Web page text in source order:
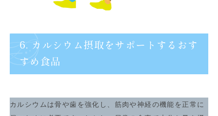
6. カルシウム摂取をサポートするおす
すめ食品
カルシウムは骨や歯を強化し、筋肉や神経の機能を正常に